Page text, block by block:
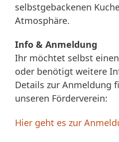
selbstgebackenen
Atmosphäre.
Info & Anmeldung
Ihr möchtet selbst
oder benötigt weitere
Details zur Anmeldung
unseren Förderverein:
Hier geht es zur